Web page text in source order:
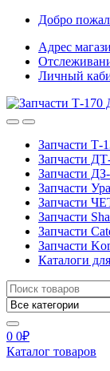
Skip
navigation
Skip
content
Добро
Адрес
Личный
Запчасти Т-
Запчасти
Запчасти
Запчасти
Запчасти
Запчасти
Запчасти
Запчасти
Каталоги
Search
for:
0 0₽
Каталог товаров